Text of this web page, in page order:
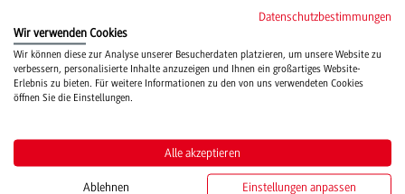
Hard- und Softwareunterstützung
unterstützt Sie in der Auswahl und Anwendung
mediendidaktischer Werkzeuge.
Datenschutzbestimmungen
Wir verwenden Cookies
Wir können diese zur Analyse unserer Besucherdaten platzieren, um unsere Website zu
verbessern, personalisierte Inhalte anzuzeigen und Ihnen ein großartiges Website-
Erlebnis zu bieten. Für weitere Informationen zu den von uns verwendeten Cookies
öffnen Sie die Einstellungen.
Alle akzeptieren
Ablehnen Einstellungen anpassen